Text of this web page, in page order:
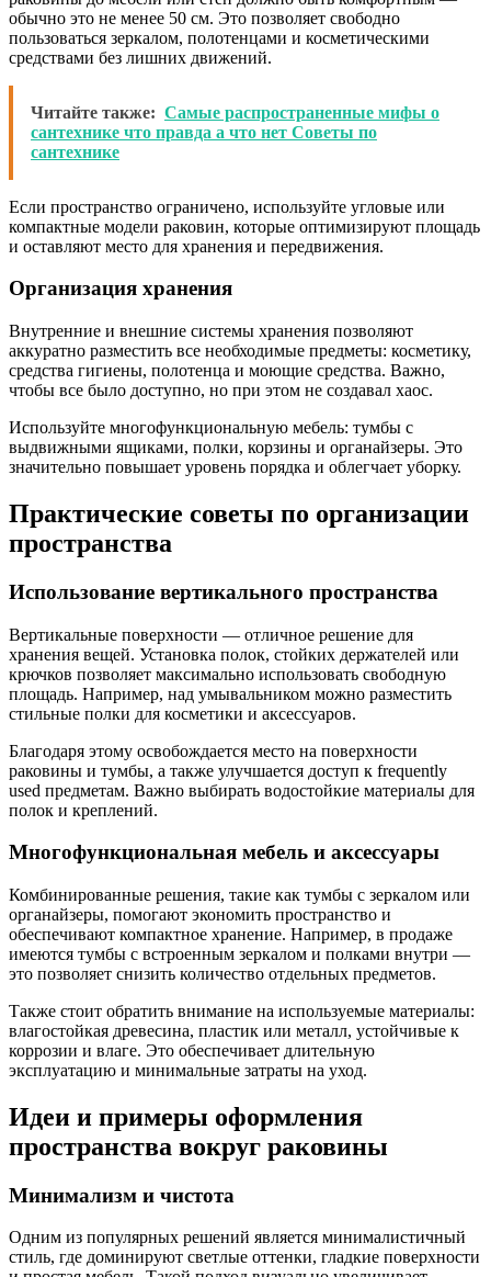
обычно это не менее 50 см. Это позволяет свободно
пользоваться зеркалом, полотенцами и косметическими
средствами без лишних движений.
Читайте также: Самые распространенные мифы о
сантехнике что правда а что нет Советы по
сантехнике
Если пространство ограничено, используйте угловые или
компактные модели раковин, которые оптимизируют площадь
и оставляют место для хранения и передвижения.
Организация хранения
Внутренние и внешние системы хранения позволяют
аккуратно разместить все необходимые предметы: косметику,
средства гигиены, полотенца и моющие средства. Важно,
чтобы все было доступно, но при этом не создавал хаос.
Используйте многофункциональную мебель: тумбы с
выдвижными ящиками, полки, корзины и органайзеры. Это
значительно повышает уровень порядка и облегчает уборку.
Практические советы по организации
пространства
Использование вертикального пространства
Вертикальные поверхности — отличное решение для
хранения вещей. Установка полок, стойких держателей или
крючков позволяет максимально использовать свободную
площадь. Например, над умывальником можно разместить
стильные полки для косметики и аксессуаров.
Благодаря этому освобождается место на поверхности
раковины и тумбы, а также улучшается доступ к frequently
used предметам. Важно выбирать водостойкие материалы для
полок и креплений.
Многофункциональная мебель и аксессуары
Комбинированные решения, такие как тумбы с зеркалом или
органайзеры, помогают экономить пространство и
обеспечивают компактное хранение. Например, в продаже
имеются тумбы с встроенным зеркалом и полками внутри —
это позволяет снизить количество отдельных предметов.
Также стоит обратить внимание на используемые материалы:
влагостойкая древесина, пластик или металл, устойчивые к
коррозии и влаге. Это обеспечивает длительную
эксплуатацию и минимальные затраты на уход.
Идеи и примеры оформления
пространства вокруг раковины
Минимализм и чистота
Одним из популярных решений является минималистичный
стиль, где доминируют светлые оттенки, гладкие поверхности